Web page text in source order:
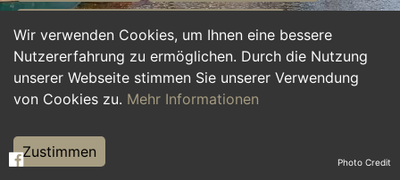
Wir verwenden Cookies, um Ihnen eine bessere
Nutzererfahrung zu ermöglichen. Durch die Nutzung
unserer Webseite stimmen Sie unserer Verwendung
von Cookies zu. Mehr Informationen
Zustimmen
Hilfskräfte, Aushilfs- und Nebenjobs
Einkauf, Logistik, Materialwirtschaft
Weiterbildung, Studium, duale Ausbildung
Tourismus
Photo Credit